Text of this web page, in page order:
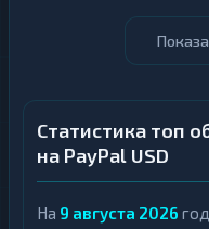
Статистика топ
на PayPal USD
На 9 августа 2026